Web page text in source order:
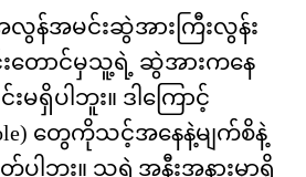
န်အမင်းဆွဲအားကြီးလွန်း
တောင်မှသူ့ရဲ့ ဆွဲအားကနေ
မရှိပါဘူး။ ဒါကြောင့်
တွေကိုသင့်အနေနဲ့မျက်စိနဲ့
ပါဘူး။ သူ့ရဲ့အနီးအနားမှာရှိ